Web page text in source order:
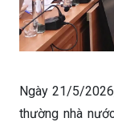
Ngày 21/5/
thường nhà